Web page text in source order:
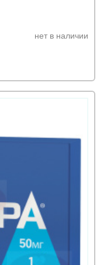
нет в наличии